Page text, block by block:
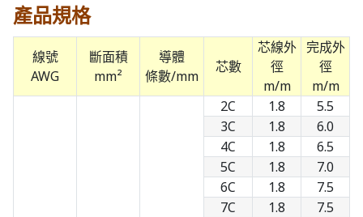
產品規格
線號
AWG
斷面積
mm²
導體
條數/mm
芯數
芯線外
徑
m/m
完成外
徑
m/m
2C 1.8
5.5
3C
1.8
6.0
4C
1.8
6.5
5C
1.8
7.0
6C
1.8
7.5
7C
1.8
7.5